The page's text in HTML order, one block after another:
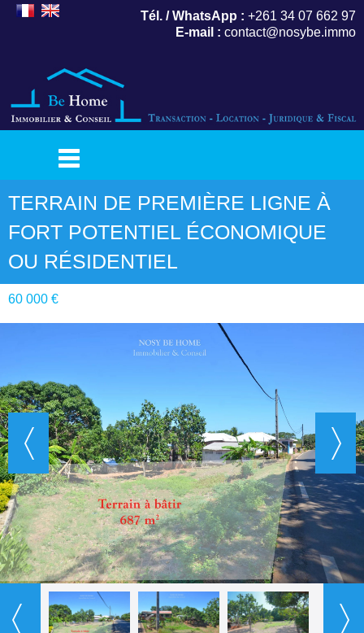
Tél. / WhatsApp : +261 34 07 662 97
E-mail : contact@nosybe.immo
TERRAIN DE PREMIÈRE LIGNE À
FORT POTENTIEL ÉCONOMIQUE
OU RÉSIDENTIEL
60 000 €